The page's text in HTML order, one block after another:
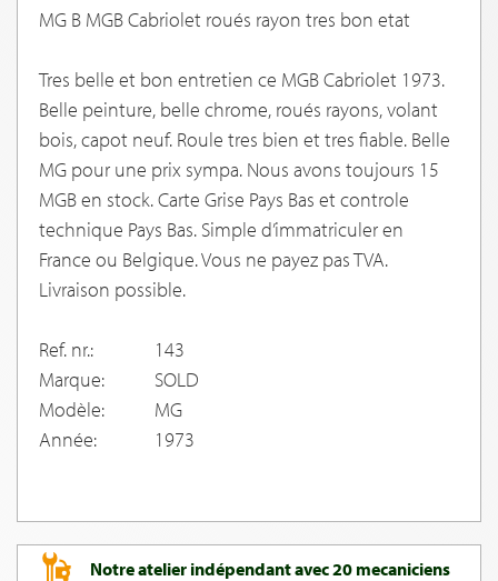
MG B MGB Cabriolet roués rayon tres bon etat
Tres belle et bon entretien ce MGB Cabriolet 1973.
Belle peinture, belle chrome, roués rayons, volant
bois, capot neuf. Roule tres bien et tres fiable. Belle
MG pour une prix sympa. Nous avons toujours 15
MGB en stock. Carte Grise Pays Bas et controle
technique Pays Bas. Simple d’immatriculer en
France ou Belgique. Vous ne payez pas TVA.
Livraison possible.
Ref. nr.:
143
Marque:
SOLD
Modèle:
MG
Année:
1973
Notre atelier indépendant avec 20 mecaniciens